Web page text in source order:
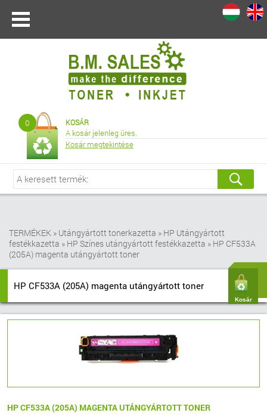
Kosár
0 KOSÁR
A kosár jelenleg üres.
Kosár megtekintése
TERMÉKEK » Utángyártott tonerkazetta » HP Utángyártott
festékkazetta » HP Színes utángyártott festékkazetta » HP CF533A
(205A) magenta utángyártott toner
HP CF533A (205A) magenta utángyártott toner
HP CF533A (205A) MAGENTA UTÁNGYÁRTOTT TONER